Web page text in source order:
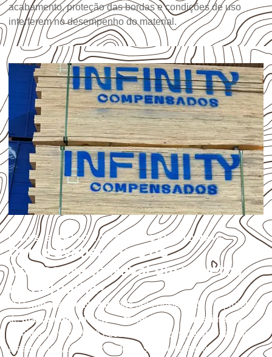
acabamento, proteção das bordas e condições de uso
interferem no desempenho do material.
USOS E APLICAÇÕES PROFISSIONAIS
Como avaliar o uso do
Compensado Naval em projetos
de Barbalha?
OCompensado Navalpode ser considerado em projetos
demarcenaria, indústria, transporte e revestimento
sujeitos à umidade. A escolha deve considerar a aplicação,
a espessura, o acabamento e as características